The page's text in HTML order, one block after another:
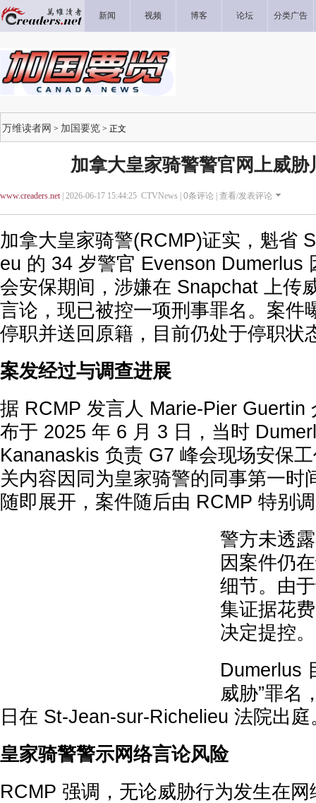
新闻 视频 博客 论坛 分类广告
万维读者网 > 加国要览 > 正文
加拿大皇家骑警警官网上威胁
www.creaders.net| 2026-06-17 15:44:25 CTVNews | 0条评论 | 查看/发表评论
加拿大皇家骑警(RCMP)证实，魁省
eu 的 34 岁警官 Evenson Dumerlus
会安保期间，涉嫌在 Snapchat 上传
言论，现已被控一项刑事罪名。案件
停职并送回原籍，目前仍处于停职状
案发经过与调查进展
据 RCMP 发言人 Marie-Pier Guertin
布于 2025 年 6 月 3 日，当时
Kananaskis 负责 G7 峰会现场安保
关内容因同为皇家骑警的同事第一时
随即展开，案件随后由 RCMP 特别
警方未透
因案件仍
细节。由
集证据花
决定提控。
Dumerlus
威胁”罪名
日在 St-Jean-sur-Richelieu 法院出庭
皇家骑警警示网络言论风险
RCMP 强调，无论威胁行为发生在